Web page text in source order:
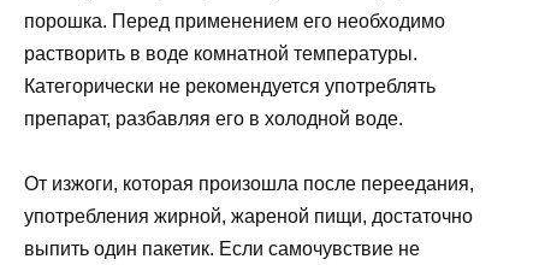
порошка. Перед применением его необходимо
растворить в воде комнатной температуры.
Категорически не рекомендуется употреблять
препарат, разбавляя его в холодной воде.
От изжоги, которая произошла после переедания,
употребления жирной, жареной пищи, достаточно
выпить один пакетик. Если самочувствие не